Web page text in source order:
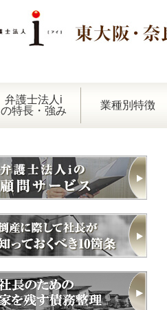
弁護士法人i
の特長・強み
業種別特徴